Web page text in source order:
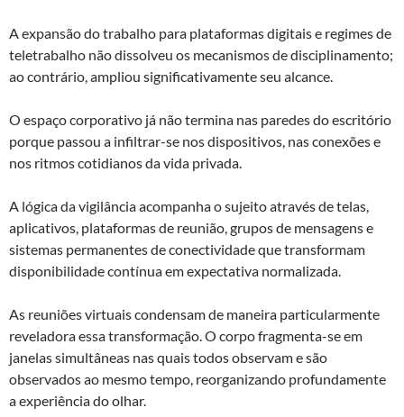
A expansão do trabalho para plataformas digitais e regimes de
teletrabalho não dissolveu os mecanismos de disciplinamento;
ao contrário, ampliou significativamente seu alcance.
O espaço corporativo já não termina nas paredes do escritório
porque passou a infiltrar-se nos dispositivos, nas conexões e
nos ritmos cotidianos da vida privada.
A lógica da vigilância acompanha o sujeito através de telas,
aplicativos, plataformas de reunião, grupos de mensagens e
sistemas permanentes de conectividade que transformam
disponibilidade contínua em expectativa normalizada.
As reuniões virtuais condensam de maneira particularmente
reveladora essa transformação. O corpo fragmenta-se em
janelas simultâneas nas quais todos observam e são
observados ao mesmo tempo, reorganizando profundamente
a experiência do olhar.